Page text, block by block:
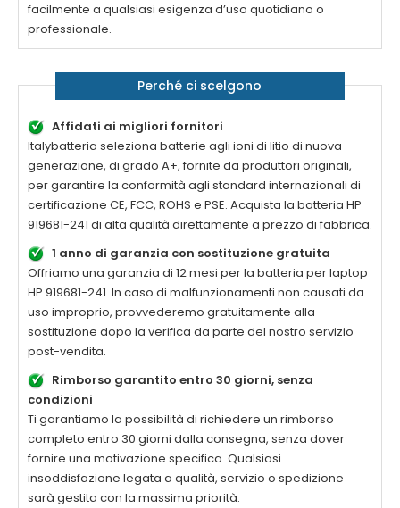
facilmente a qualsiasi esigenza d’uso quotidiano o
professionale.
Perché ci scelgono
Affidati ai migliori fornitori
Italybatteria seleziona batterie agli ioni di litio di nuova
generazione, di grado A+, fornite da produttori originali,
per garantire la conformità agli standard internazionali di
certificazione CE, FCC, ROHS e PSE. Acquista la batteria HP
919681-241 di alta qualità direttamente a prezzo di fabbrica.
1 anno di garanzia con sostituzione gratuita
Offriamo una garanzia di 12 mesi per la batteria per laptop
HP 919681-241. In caso di malfunzionamenti non causati da
uso improprio, provvederemo gratuitamente alla
sostituzione dopo la verifica da parte del nostro servizio
post-vendita.
Rimborso garantito entro 30 giorni, senza
condizioni
Ti garantiamo la possibilità di richiedere un rimborso
completo entro 30 giorni dalla consegna, senza dover
fornire una motivazione specifica. Qualsiasi
insoddisfazione legata a qualità, servizio o spedizione
sarà gestita con la massima priorità.